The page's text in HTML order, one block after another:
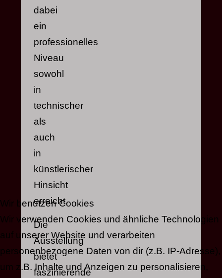
dabei
ein
professionelles
Niveau
sowohl
in
technischer
als
auch
in
künstlerischer
Hinsicht
erreicht.
Die
Ausstellung
bietet
faszinierende
Wir benutzen Cookies
Wir verwenden Cookies und ähnliche Technologien
auf unserer Website und verarbeiten
personenbezogene Daten von dir (z.B. IP-Adresse),
um z.B. Inhalte und Anzeigen zu personalisieren,